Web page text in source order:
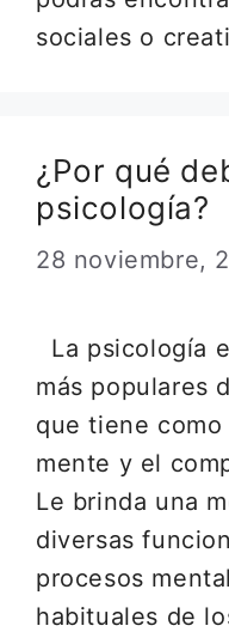
sociales o
¿Por qué
psicología?
28 noviembre,
La psicología
más populares
que tiene
mente y el
Le brinda una
diversas
procesos
habituales de